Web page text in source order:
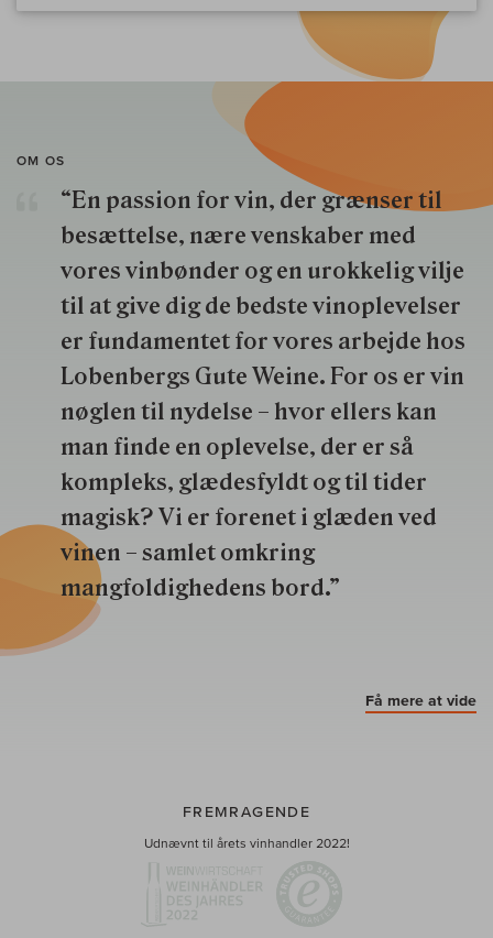
OM OS
“En passion for vin, der grænser til
besættelse, nære venskaber med
vores vinbønder og en urokkelig vilje
til at give dig de bedste vinoplevelser
er fundamentet for vores arbejde hos
Lobenbergs Gute Weine. For os er vin
nøglen til nydelse – hvor ellers kan
man finde en oplevelse, der er så
kompleks, glædesfyldt og til tider
magisk? Vi er forenet i glæden ved
vinen – samlet omkring
mangfoldighedens bord.”
Få mere at vide
FREMRAGENDE
Udnævnt til årets vinhandler 2022!